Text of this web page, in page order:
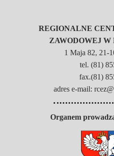
REGIONALNE
ZAWODOWEJ
1 Maja 82, 21-
tel. (81)
fax.(81)
adres e-mail:
Organem